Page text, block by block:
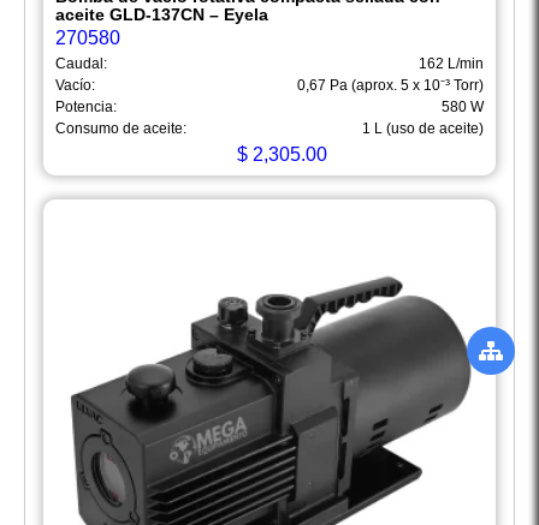
aceite GLD-137CN – Eyela
270580
Caudal:
162 L/min
Vacío:
0,67 Pa (aprox. 5 x 10⁻³ Torr)
Potencia:
580 W
Consumo de aceite:
1 L (uso de aceite)
$2,305.00